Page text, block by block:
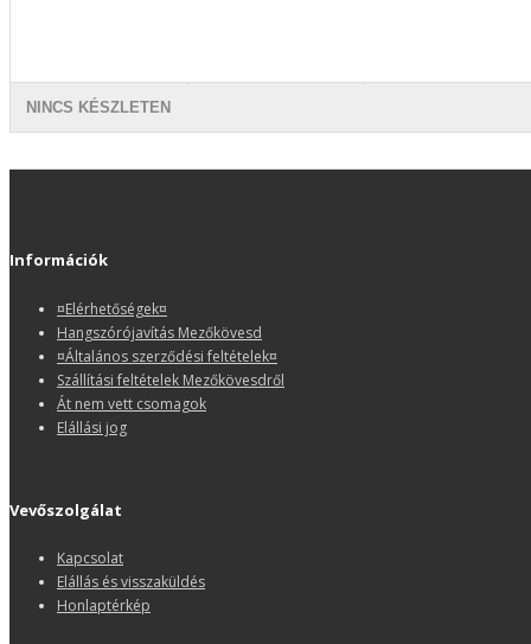
NINCS KÉSZLETEN
Információk
¤Elérhetőségek¤
Hangszórójavítás Mezőkövesd
¤Általános szerződési feltételek¤
Szállítási feltételek Mezőkövesdről
Át nem vett csomagok
Elállási jog
Vevőszolgálat
Kapcsolat
Elállás és visszaküldés
Honlaptérkép